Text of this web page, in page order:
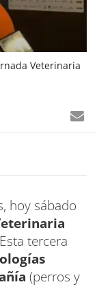
Veterinaria
hoy sábado
tercera
(perros y